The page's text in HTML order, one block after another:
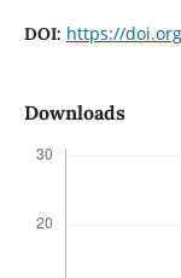
DOI: https://
Downloads